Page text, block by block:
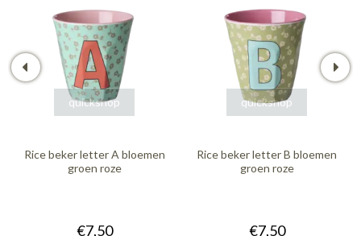
quickshop
Rice beker letter A bloemen
groen roze
€7,50
quickshop
Rice beker letter B bloemen
groen roze
€7,50